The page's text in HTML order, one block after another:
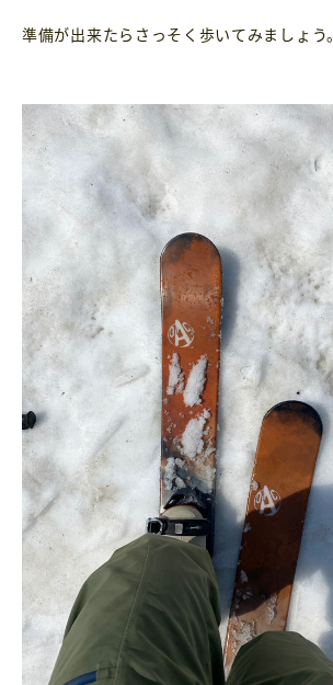
準備が出来たらさっそく歩いてみましょう。